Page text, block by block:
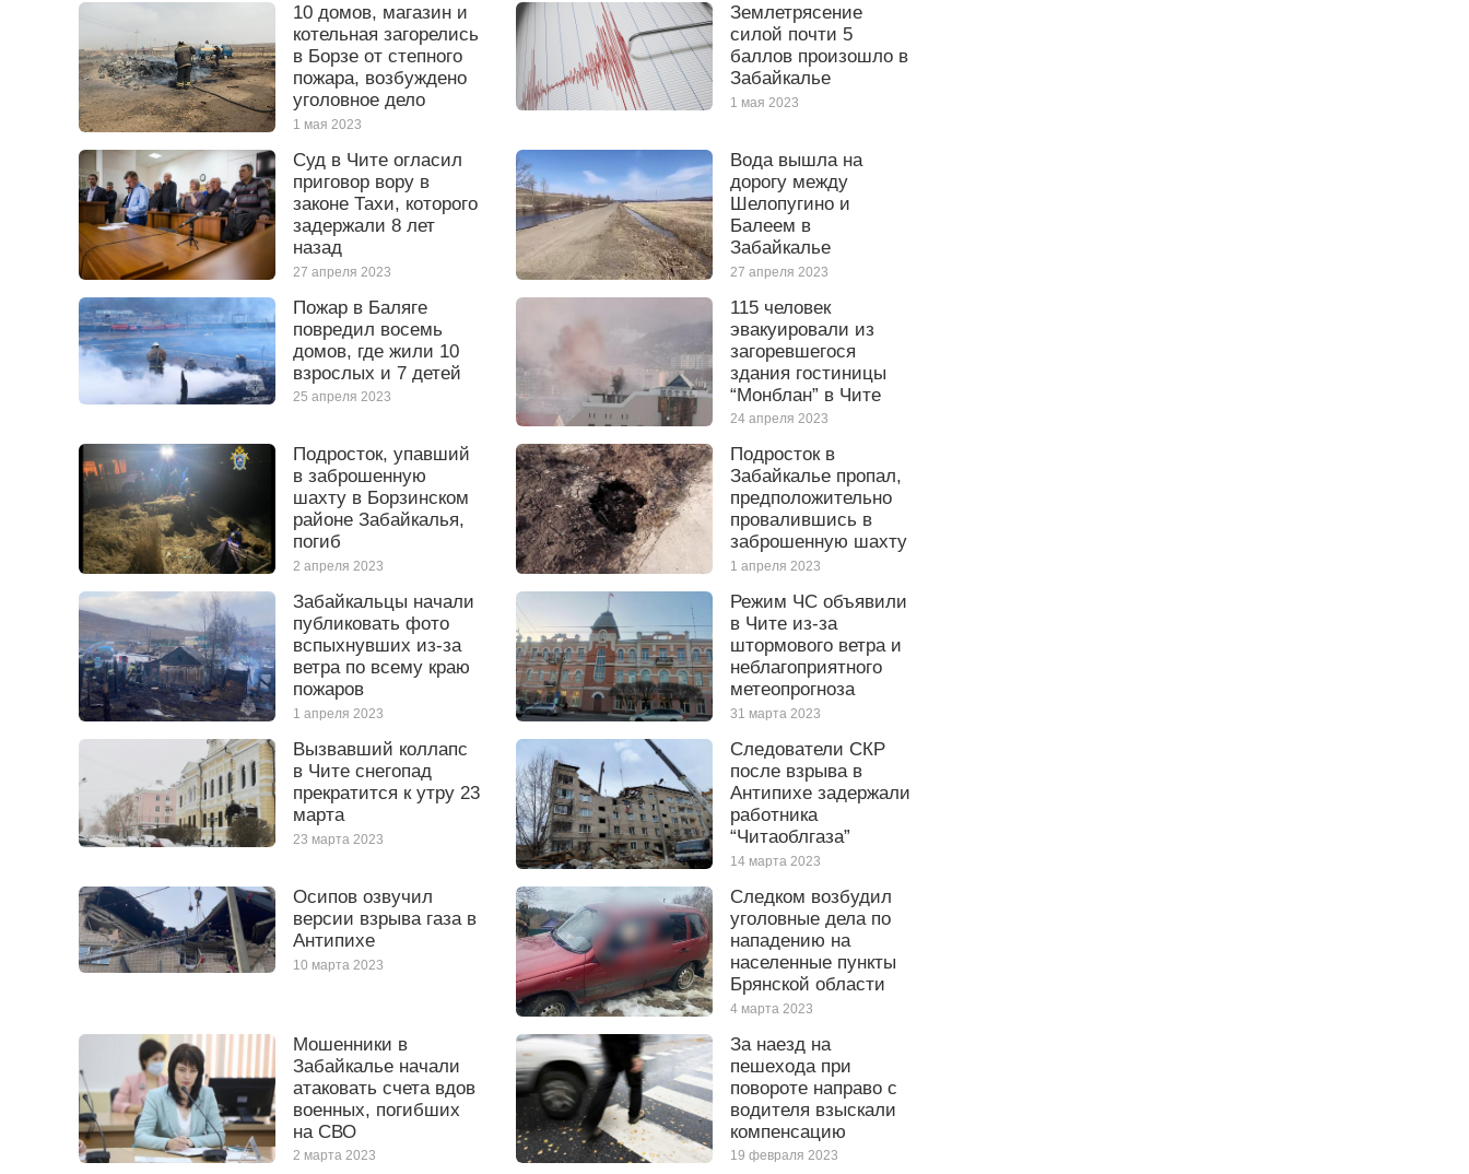
10 домов, магазин и
котельная загорелись
в Борзе от степного
пожара, возбуждено
уголовное дело
1 мая 2023
Землетрясение
силой почти 5
баллов произошло в
Забайкалье
1 мая 2023
Суд в Чите огласил
приговор вору в
законе Тахи, которого
задержали 8 лет
назад
27 апреля 2023
Вода вышла на
дорогу между
Шелопугино и
Балеем в
Забайкалье
27 апреля 2023
Пожар в Баляге
повредил восемь
домов, где жили 10
взрослых и 7 детей
25 апреля 2023
115 человек
эвакуировали из
загоревшегося
здания гостиницы
“Монблан” в Чите
24 апреля 2023
Подросток, упавший
в заброшенную
шахту в Борзинском
районе Забайкалья,
погиб
2 апреля 2023
Подросток в
Забайкалье пропал,
предположительно
провалившись в
заброшенную шахту
1 апреля 2023
Забайкальцы начали
публиковать фото
вспыхнувших из-за
ветра по всему краю
пожаров
1 апреля 2023
Режим ЧС объявили
в Чите из-за
штормового ветра и
неблагоприятного
метеопрогноза
31 марта 2023
Вызвавший коллапс
в Чите снегопад
прекратится к утру 23
марта
23 марта 2023
Следователи СКР
после взрыва в
Антипихе задержали
работника
“Читаоблгаза”
14 марта 2023
Осипов озвучил
версии взрыва газа в
Антипихе
10 марта 2023
Следком возбудил
уголовные дела по
нападению на
населенные пункты
Брянской области
4 марта 2023
Мошенники в
Забайкалье начали
атаковать счета вдов
военных, погибших
на СВО
2 марта 2023
За наезд на
пешехода при
повороте направо с
водителя взыскали
компенсацию
19 февраля 2023